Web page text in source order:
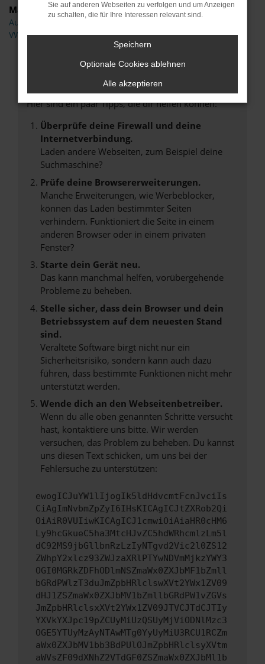
Marken
Audi
VW
Fehler: Network Error
Beim Laden ist ein Fehler aufgetreten.
Hier sind ein paar Tipps, die dir helfen können:
Überprüfe deine Firewall und deine
Internetverbindung.
Laden andere Webseiten, zum Beispiel deine
Suchmaschine?
Prüfe deine Browsererweiterungen.
Manche Erweiterungen, wie Werbeblocker,
können das Laden bestimmter Seiten
verhindern. Funktioniert die Seite in einem
anderen Browser oder in einem privaten
Fenster?
Starte dein Gerät neu.
Das kann manchmal helfen, vorübergehende
Probleme zu beheben.
Stelle sicher, dass dein Browser und dein
Betriebssystem auf dem neuesten Stand
sind.
Veraltete Software birgt nicht nur ein
Sicherheitsrisiko, sondern kann auch dazu
führen, dass bestimmte Funktionen nicht mehr
unterstützt werden.
Wende dich an den Webseitenbetreiber.
Wenn du alle oben genannten Schritte versucht
hast, kontaktiere uns bitte. Wir werden
versuchen, das Problem zu beheben. Du kannst
uns diesen Text schicken, um uns bei der
Fehlersuche zu unterstützen:
ewogICJuYW1lIjogIk5ldHdvcmtFcnJvciIs
CiAgImNvbmZpZyI6IHsKICAgICJtZXRob2Qi
OiAiR0VUIiwKICAgICJ1cmwiOiAiaHR0cHM6
Ly9hcGkueC5ha3MtcHJvZC5hdWRhcmlzLm5l
dC92MS9jbGllbnRzLzIyNTgvd2Vic2l0ZS12
ZWhpY2xlcz93ZWJzaXRlPTYwNDVmMjkzYWY3
OGI0MGRkZDFhODlmNSZmaWx0ZXJbMF1bZmll
bGRdPWlzT3duJmZpbHRlclswXVt2YWx1ZV09
dHJ1ZSZmaWx0ZXJbMV1bZmllbGRdPW1vZGVs
JmZpbHRlclsxXVt2YWx1ZV09JTVCJTdCJTIy
YXVkYXJpc19pZCUyMiUzQSUyMjViODNlMzc3
OGE5YTUyMzAyNTAwMTg0YyUyMiU3RCU1RCZm
aWx0ZXJbMV1bb3BdPUlOJmZpbHRlclsyXVtm
aWVsZF09dXNhZ2VTdGF0ZSZmaWx0ZXJbMl1b
Sie auf anderen Webseiten zu verfolgen und um Anzeigen
zu schalten, die für Ihre Interessen relevant sind.
Speichern
Optionale Cookies ablehnen
Alle akzeptieren